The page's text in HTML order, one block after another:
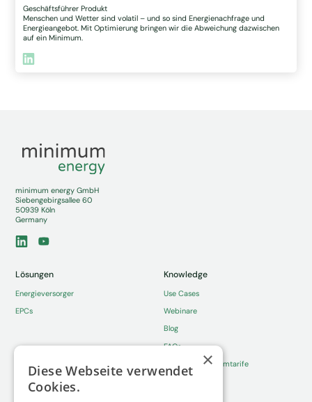
Geschäftsführer Produkt
Menschen und Wetter sind volatil – und so sind Energienachfrage und
Energieangebot. Mit Optimierung bringen wir die Abweichung dazwischen
auf ein Minimum.
minimum energy GmbH
Siebengebirgsallee 60
50939 Köln
Germany
Lösungen
Energieversorger
EPCs
Knowledge
Use Cases
Webinare
Blog
FAQs
Dynamische Stromtarife
×
Diese Webseite verwendet
Cookies.